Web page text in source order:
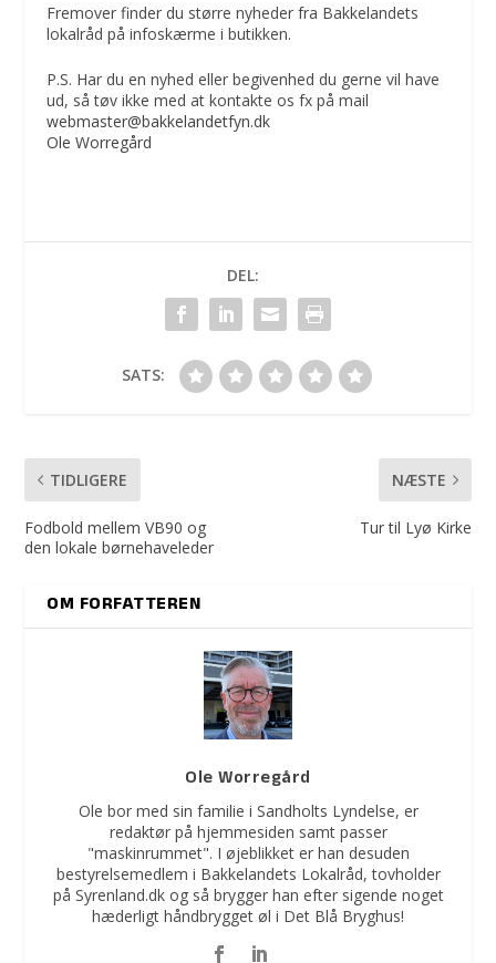
Fremover finder du større nyheder fra Bakkelandets
lokalråd på infoskærme i butikken.
P.S. Har du en nyhed eller begivenhed du gerne vil have
ud, så tøv ikke med at kontakte os fx på mail
webmaster@bakkelandetfyn.dk
Ole Worregård
DEL:
SATS:
TIDLIGERE
Fodbold mellem VB90 og
den lokale børnehaveleder
NÆSTE
Tur til Lyø Kirke
OM FORFATTEREN
Ole Worregård
Ole bor med sin familie i Sandholts Lyndelse, er
redaktør på hjemmesiden samt passer
"maskinrummet". I øjeblikket er han desuden
bestyrelsemedlem i Bakkelandets Lokalråd, tovholder
på Syrenland.dk og så brygger han efter sigende noget
hæderligt håndbrygget øl i Det Blå Bryghus!